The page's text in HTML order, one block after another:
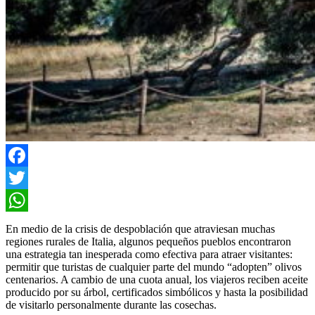
Facebook
Twitter
WhatsApp
En medio de la crisis de despoblación que atraviesan muchas
regiones rurales de Italia, algunos pequeños pueblos encontraron
una estrategia tan inesperada como efectiva para atraer visitantes:
permitir que turistas de cualquier parte del mundo “adopten” olivos
centenarios. A cambio de una cuota anual, los viajeros reciben aceite
producido por su árbol, certificados simbólicos y hasta la posibilidad
de visitarlo personalmente durante las cosechas.